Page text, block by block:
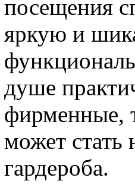
посещения
яркую и
душе
фирменные,
может стать
гардероба.